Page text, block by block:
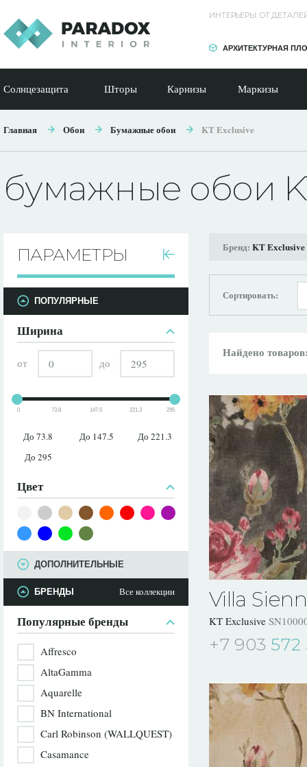
ИНТЕРЬЕРЫ: ОТ
АРХИТЕКТУРНАЯ
Солнцезащита Шторы Карнизы Маркизы
Главная Обои Бумажные обои KT Exclusive
бумажные обои
ПАРАМЕТРЫ
ПАРАМЕТРЫ
ПОПУЛЯРНЫЕ
Ширина
от до
0 73.8 147.5 221.3 295
До 73.8 До 147.5
До 221.3
До 295
Цвет
ДОПОЛНИТЕЛЬНЫЕ
БРЕНДЫ
Популярные бренды
Affresco
AltaGamma
Aquarelle
BN International
Carl Robinson (WALLQUEST)
Casamance
Все коллекции
Бренд: KT Exclusive
Сортировать:
Найдено
Villa
KT Exclusive
+7 903 572